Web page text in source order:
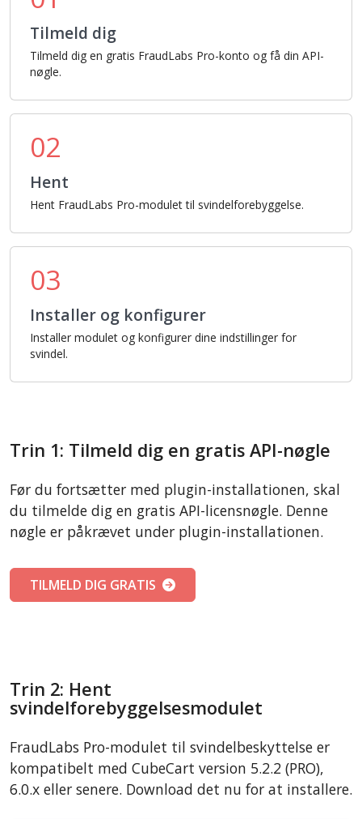
Tilmeld dig
Tilmeld dig en gratis FraudLabs Pro-konto og få din API-
nøgle.
02
Hent
Hent FraudLabs Pro-modulet til svindelforebyggelse.
03
Installer og konfigurer
Installer modulet og konfigurer dine indstillinger for
svindel.
Trin 1: Tilmeld dig en gratis API-nøgle
Før du fortsætter med plugin-installationen, skal
du tilmelde dig en gratis API-licensnøgle. Denne
nøgle er påkrævet under plugin-installationen.
TILMELD DIG GRATIS
Trin 2: Hent
svindelforebyggelsesmodulet
FraudLabs Pro-modulet til svindelbeskyttelse er
kompatibelt med CubeCart version 5.2.2 (PRO),
6.0.x eller senere. Download det nu for at installere.